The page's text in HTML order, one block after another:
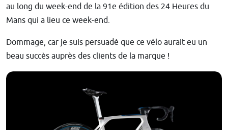
au long du week-end de la 91e édition des 24 Heures du
Mans qui a lieu ce week-end.
Dommage, car je suis persuadé que ce vélo aurait eu un
beau succès auprès des clients de la marque !